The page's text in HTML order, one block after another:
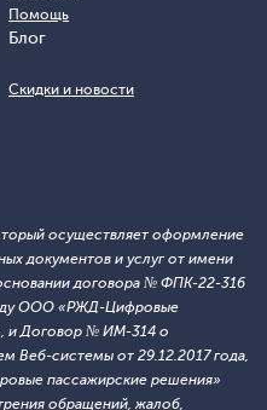
Помощь
Блог
Скидки и новости
осуществляет оформление
документов и услуг от имени
договора № ФПК-22-316
ООО «РЖД-Цифровые
и Договор № ИМ-314 о
Веб-системы от 29.12.2017 года,
пассажирские решения»
обращений, жалоб,